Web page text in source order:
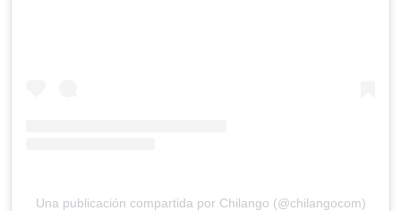
Una publicación compartida por Chilango (@chilangocom)